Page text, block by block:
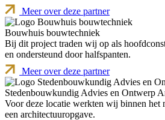
Meer over deze partner
Bouwhuis bouwtechniek
Bij dit project traden wij op als
en ondersteund door halfspanten.
Meer over deze partner
Stedenbouwkundig Advies en Ontwerp
Voor deze locatie werkten wij binnen het
een architectuuropgave.